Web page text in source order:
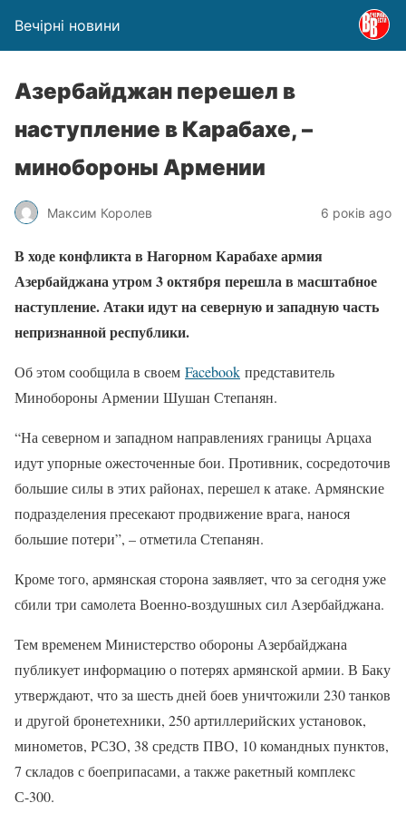
Вечірні новини
Азербайджан перешел в
наступление в Карабахе, –
минобороны Армении
Максим Королев 6 років ago
В ходе конфликта в Нагорном Карабахе армия
Азербайджана утром 3 октября перешла в масштабное
наступление. Атаки идут на северную и западную часть
непризнанной республики.
Об этом сообщила в своем Facebook представитель
Минобороны Армении Шушан Степанян.
“На северном и западном направлениях границы Арцаха
идут упорные ожесточенные бои. Противник, сосредоточив
большие силы в этих районах, перешел к атаке. Армянские
подразделения пресекают продвижение врага, нанося
большие потери”, – отметила Степанян.
Кроме того, армянская сторона заявляет, что за сегодня уже
сбили три самолета Военно-воздушных сил Азербайджана.
Тем временем Министерство обороны Азербайджана
публикует информацию о потерях армянской армии. В Баку
утверждают, что за шесть дней боев уничтожили 230 танков
и другой бронетехники, 250 артиллерийских установок,
минометов, РСЗО, 38 средств ПВО, 10 командных пунктов,
7 складов с боеприпасами, а также ракетный комплекс
С-300.